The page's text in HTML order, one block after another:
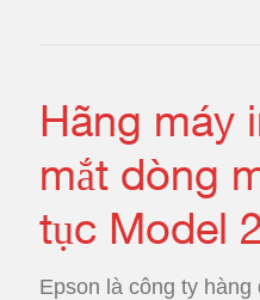
Hãng máy
mắt dòng
tục Model
Epson là công ty